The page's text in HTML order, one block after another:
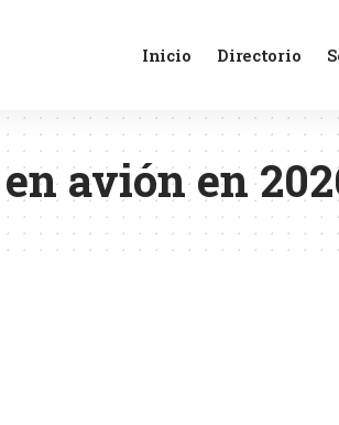
Inicio Directorio
avión en